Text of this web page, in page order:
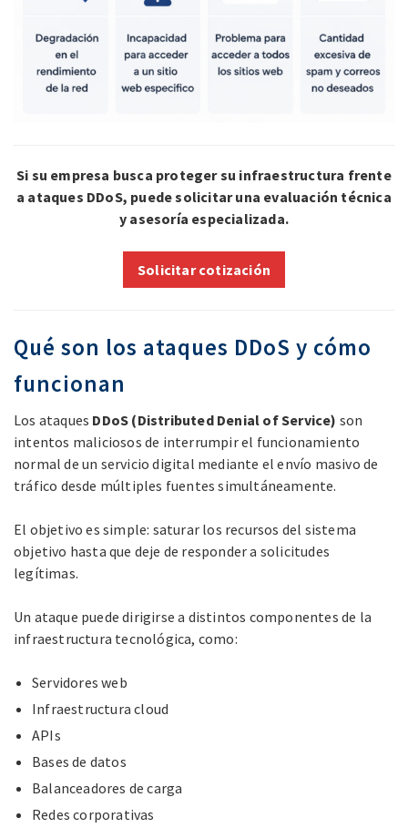
Si su empresa busca proteger su infraestructura frente
a ataques DDoS, puede solicitar una evaluación técnica
y asesoría especializada.
Solicitar cotización
Qué son los ataques DDoS y cómo
funcionan
Los ataques DDoS (Distributed Denial of Service) son
intentos maliciosos de interrumpir el funcionamiento
normal de un servicio digital mediante el envío masivo de
tráfico desde múltiples fuentes simultáneamente.
El objetivo es simple: saturar los recursos del sistema
objetivo hasta que deje de responder a solicitudes
legítimas.
Un ataque puede dirigirse a distintos componentes de la
infraestructura tecnológica, como:
Servidores web
Infraestructura cloud
APIs
Bases de datos
Balanceadores de carga
Redes corporativas